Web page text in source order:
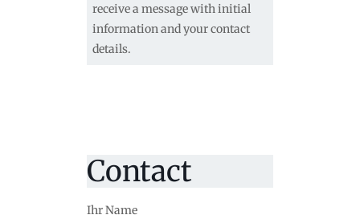
receive a message with initial
information and your contact
details.
Contact
Ihr Name